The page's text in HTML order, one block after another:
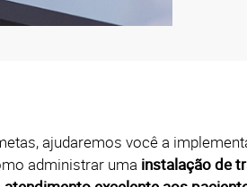
ajudaremos você a
administrar uma instalação de